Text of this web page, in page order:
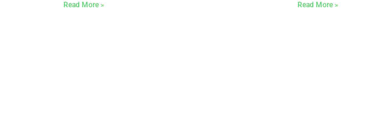
Read More » Read More »